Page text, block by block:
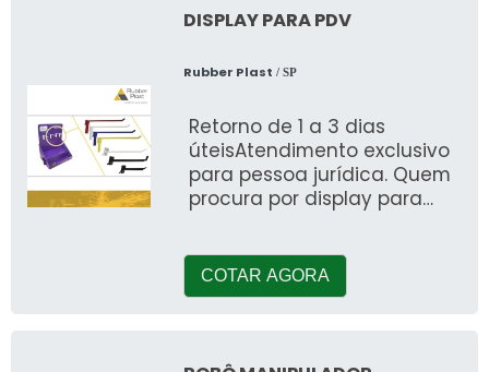
DISPLAY PARA PDV
Rubber Plast / SP
Retorno de 1 a 3 dias
úteisAtendimento exclusivo
para pessoa jurídica. Quem
procura por display para
COTAR AGORA